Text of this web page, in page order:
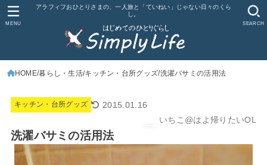
アラフィフおひとりさまの、一人旅と「ていねい」じゃない日々のくら
し。
SEARCH
MENU
HOME 暮らし・生活 キッチン・台所グッズ 洗濯バサミの活用法
キッチン・台所グッズ
2015.01.16
いちこ@はよ帰りたいOL
洗濯バサミの活用法